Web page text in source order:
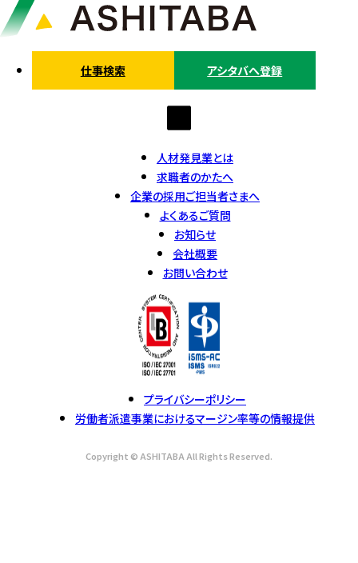
仕事検索 アシタバへ登録
人材発見業とは
求職者のかたへ
企業の採用ご担当者さまへ
よくあるご質問
お知らせ
会社概要
お問い合わせ
プライバシーポリシー
労働者派遣事業におけるマージン率等の情報提供
Copyright © ASHITABA All Rights Reserved.